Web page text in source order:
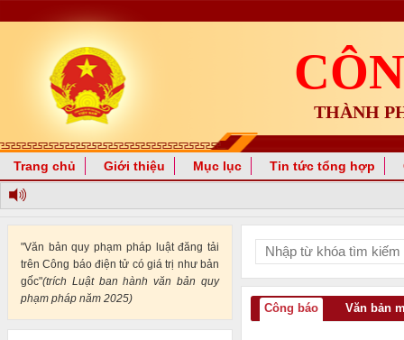
THÀNH
Trang chủ Giới thiệu Mục lục Tin tức tổng hợp
"Văn bản quy phạm pháp luật đăng tải
trên Công báo điện tử có giá trị như bản
gốc"(trích Luật ban hành văn bản quy
phạm pháp năm 2025)
Công báo Văn bản